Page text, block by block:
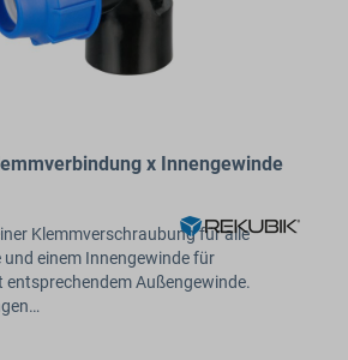
x Innengewinde
Klemmverschraubung für alle
und einem Innengewinde für
Außengewinde.